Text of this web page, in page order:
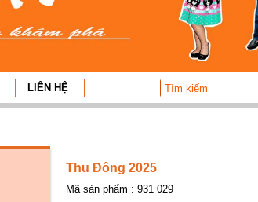
LIÊN HỆ
Thu Đông 2025
Mã sản phẩm : 931 029